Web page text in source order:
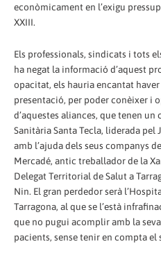
econòmicament en l’exigu
XXIII.
Els professionals, sindicats i tots
ha negat la informació d’aquest
opacitat, els hauria encantat
presentació, per poder conèixer i
d’aquestes aliances, que tenen un
Sanitària Santa Tecla, liderada pel
amb l’ajuda dels seus companys
Mercadé, antic treballador de la
Delegat Territorial de Salut a
Nin. El gran perdedor serà
Tarragona, al que se l’està
que no pugui acomplir amb la seva
pacients, sense tenir en compta el